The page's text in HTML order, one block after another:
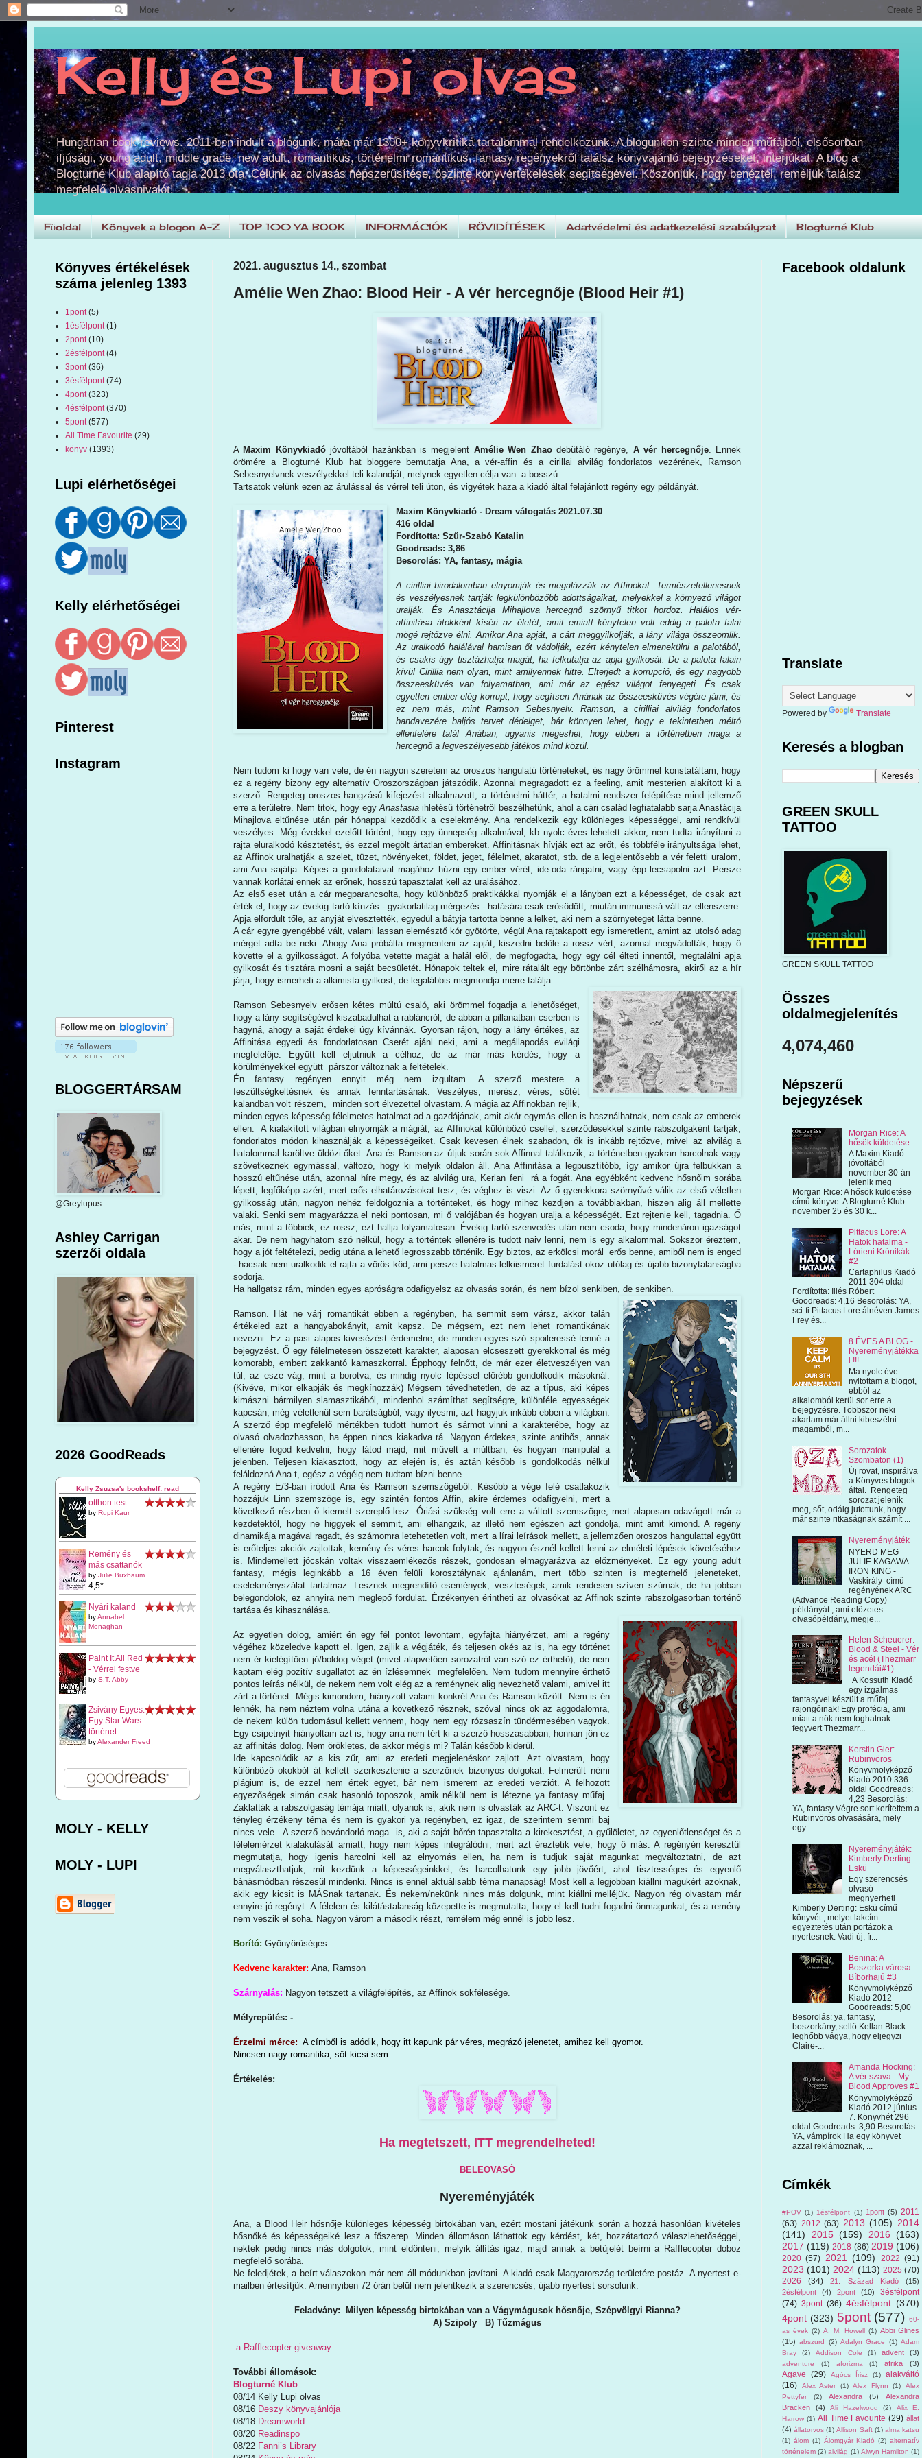
Kelly és Lupi olvas
Hungarian book reviews. 2011-ben indult a blogunk, mára már 1300+ könyvkritika tartalommal rendelkezünk. A blogunkon szinte minden műfajból, elsősorban
ifjúsági, young adult, middle grade, new adult, romantikus, történelmi romantikus, fantasy regényekről találsz könyvajánló bejegyzéseket, interjúkat. A blog a
Blogturné Klub alapító tagja 2013 óta. Célunk az olvasás népszerűsítése, őszinte könyvértékelések segítségével. Köszönjük, hogy benéztél, reméljük találsz
megfelelő olvasnivalót!
Főoldal Könyvek a blogon A-Z TOP 100 YA BOOK INFORMÁCIÓK RÖVIDÍTÉSEK Adatvédelmi és adatkezelési szabályzat Blogturné Klub
2021. augusztus 14., szombat
Amélie Wen Zhao: Blood Heir - A vér hercegnője (Blood Heir #1)
A Maxim Könyvkiadójóvoltából hazánkban is megjelent Amélie Wen Zhaodebütáló regénye, A vér hercegnője. Ennek
örömére a Blogturné Klub hat bloggere bemutatja Ana, a vér-affin és a cirillai alvilág fondorlatos vezérének, Ramson
Sebesnyelvnek veszélyekkel teli kalandját, melynek egyetlen célja van: a bosszú.
Tartsatok velünk ezen az árulással és vérrel teli úton, és vigyétek haza a kiadó által felajánlott regény egy példányát.
Maxim Könyvkiadó - Dream válogatás 2021.07.30
416 oldal
Fordította: Szűr-Szabó Katalin
Goodreads: 3,86
Besorolás: YA, fantasy, mágia
A cirilliai birodalomban elnyomják és megalázzák az Affinokat. Természetellenesnek
és veszélyesnek tartják legkülönbözőbb adottságaikat, melyekkel a környező világot
uralják. És Anasztácija Mihajlova hercegnő szörnyű titkot hordoz. Halálos vér-
affinitása átokként kíséri az életét, amit emiatt kénytelen volt eddig a palota falai
mögé rejtőzve élni. Amikor Ana apját, a cárt meggyilkolják, a lány világa összeomlik.
Az uralkodó halálával hamisan őt vádolják, ezért kénytelen elmenekülni a palotából,
és csakis úgy tisztázhatja magát, ha felkutatja az apja gyilkosát. De a palota falain
kívül Cirillia nem olyan, mint amilyennek hitte. Elterjedt a korrupció, és egy nagyobb
összeesküvés van folyamatban, ami már az egész világot fenyegeti. És csak
egyetlen ember elég korrupt, hogy segítsen Anának az összeesküvés végére járni, és
ez nem más, mint Ramson Sebesnyelv. Ramson, a cirilliai alvilág fondorlatos
bandavezére baljós tervet dédelget, bár könnyen lehet, hogy e tekintetben méltó
ellenfelére talál Anában, ugyanis megeshet, hogy ebben a történetben maga a
hercegnő a legveszélyesebb játékos mind közül.
Nem tudom ki hogy van vele, de én nagyon szeretem az oroszos hangulatú történeteket, és nagy örömmel konstatáltam, hogy
ez a regény bizony egy alternatív Oroszországban játszódik. Azonnal megragadott ez a feeling, amit mesterien alakított ki a
szerző. Rengeteg oroszos hangzású kifejezést alkalmazott, a történelmi háttér, a hatalmi rendszer felépítése mind jellemző
erre a területre. Nem titok, hogy egyAnastasiaihletésű történetről beszélhetünk, ahol a cári család legfiatalabb sarja Anastácija
Mihajlova eltűnése után pár hónappal kezdődik a cselekmény. Ana rendelkezik egy különleges képességgel, ami rendkívül
veszélyes. Még évekkel ezelőtt történt, hogy egy ünnepség alkalmával, kb nyolc éves lehetett akkor, nem tudta irányítani a
rajta eluralkodó késztetést, és ezzel megölt ártatlan embereket. Affinitásnak hívják ezt az erőt, és többféle irányultsága lehet,
az Affinok uralhatják a szelet, tüzet, növényeket, földet, jeget, félelmet, akaratot, stb. de a legjelentősebb a vér feletti uralom,
ami Ana sajátja. Képes a gondolataival magához húzni egy ember vérét, ide-oda rángatni, vagy épp lecsapolni azt. Persze
vannak korlátai ennek az erőnek, hosszú tapasztalat kell az uralásához.
Az első eset után a cár megparancsolta, hogy különböző praktikákkal nyomják el a lányban ezt a képességet, de csak azt
érték el, hogy az évekig tartó kínzás - gyakorlatilag mérgezés - hatására csak erősödött, miután immunissá vált az ellenszerre.
Apja elfordult tőle, az anyját elvesztették, egyedül a bátyja tartotta benne a lelket, aki nem a szörnyeteget látta benne.
A cár egyre gyengébbé vált, valami lassan elemésztő kór gyötörte, végül Ana rajtakapott egy ismeretlent, amint az utolsó adag
mérget adta be neki. Ahogy Ana próbálta megmenteni az apját, kiszedni belőle a rossz vért, azonnal megvádolták, hogy ő
követte el a gyilkosságot. A folyóba vetette magát a halál elől, de megfogadta, hogy egy cél élteti innentől, megtalálni apja
gyilkosát és tisztára mosni a saját becsületét. Hónapok teltek el, mire rátalált egy börtönbe zárt szélhámosra, akiről az a hír
járja, hogy ismerheti a alkimista gyilkost, de legalábbis megmondja merre találja.
Ramson Sebesnyelv erősen kétes múltú csaló, aki örömmel fogadja a lehetőséget,
hogy a lány segítségével kiszabadulhat a rabláncról, de abban a pillanatban cserben is
hagyná, ahogy a saját érdekei úgy kívánnák. Gyorsan rájön, hogy a lány értékes, az
Affinitása egyedi és fondorlatosan Cserét ajánl neki, ami a megállapodás evilági
megfelelője. Együtt kell eljutniuk a célhoz, de az már más kérdés, hogy a
körülményekkel együtt párszor változnak a feltételek.
Én fantasy regényen ennyit még nem izgultam. A szerző mestere a
feszültségkeltésnek és annak fenntartásának. Veszélyes, merész, véres, sötét
kalandban volt részem, minden sort élvezettel olvastam. A mágia az Affinokban rejlik,
minden egyes képesség félelmetes hatalmat ad a gazdájának, amit akár egymás ellen is használhatnak, nem csak az emberek
ellen. A kialakított világban elnyomják a mágiát, az Affinokat különböző csellel, szerződésekkel szinte rabszolgaként tartják,
fondorlatos módon kihasználják a képességeiket. Csak kevesen élnek szabadon, ők is inkább rejtőzve, mivel az alvilág a
hatalommal karöltve üldözi őket. Ana és Ramson az útjuk során sok Affinnal találkozik, a történetben gyakran harcolnak vagy
szövetkeznek egymással, változó, hogy ki melyik oldalon áll. Ana Affinitása a legpusztítóbb, így amikor újra felbukkan a
hosszú eltűnése után, azonnal híre megy, és az alvilág ura, Kerlan feni rá a fogát. Ana egyébként kedvenc hősnőim sorába
lépett, legfőképp azért, mert erős elhatározásokat tesz, és véghez is viszi. Az ő gyerekkora szörnyűvé válik az első véletlen
gyilkosság után, nagyon nehéz feldolgoznia a történteket, és hogy mihez kezdjen a továbbiakban, hiszen alig áll mellette
valaki. Senki sem magyarázza el neki pontosan, mi ő valójában és hogyan uralja a képességét. Ezt rejtenie kell, tagadnia. Ő
más, mint a többiek, ez rossz, ezt hallja folyamatosan. Évekig tartó szenvedés után nem csoda, hogy mindenáron igazságot
akar. De nem hagyhatom szó nélkül, hogy a történtek ellenére is tudott naiv lenni, nem is egy alkalommal. Sokszor éreztem,
hogy a jót feltételezi, pedig utána a lehető legrosszabb történik. Egy biztos, az erkölcsi morál erős benne, amiből nem is enged
- hacsak nem uralkodik el rajta a vörös köd, ami persze hatalmas lelkiismeret furdalást okoz utólag és újabb bizonytalanságba
sodorja.
Ha hallgatsz rám, minden egyes apróságra odafigyelsz az olvasás során, és nem bízol senkiben, de senkiben.
Ramson. Hát ne várj romantikát ebben a regényben, ha semmit sem vársz, akkor talán
értékeled azt a hangyabokányit, amit kapsz. De mégsem, ezt nem lehet romantikának
nevezni. Ez a pasi alapos kivesézést érdemelne, de minden egyes szó spoileressé tenné a
bejegyzést. Ő egy félelmetesen összetett karakter, alaposan elcseszett gyerekkorral és még
komorabb, embert zakkantó kamaszkorral. Épphogy felnőtt, de már ezer életveszélyen van
túl, az esze vág, mint a borotva, és mindig nyolc lépéssel előrébb gondolkodik másoknál.
(Kivéve, mikor elkapják és megkínozzák) Mégsem tévedhetetlen, de az a típus, aki képes
kimászni bármilyen slamasztikából, mindenhol számíthat segítségre, különféle egyességek
kapcsán, még véletlenül sem barátságból, vagy ilyesmi, azt hagyjuk inkább ebben a világban.
A szerző épp megfelelő mértékben tudott humort és sármot vinni a karakterébe, hogy az
olvasó olvadozhasson, ha éppen nincs kiakadva rá. Nagyon érdekes, szinte antihős, annak
ellenére fogod kedvelni, hogy látod majd, mit művelt a múltban, és hogyan manipulál a
jelenben. Teljesen kiakasztott, hogy az elején is, és aztán később is gondolkodás nélkül
feláldozná Ana-t, egész a végéig nem tudtam bízni benne.
A regény E/3-ban íródott Ana és Ramson szemszögéből. Később a vége felé csatlakozik
hozzájuk Linn szemszöge is, egy szintén fontos Affin, akire érdemes odafigyelni, mert a
következő részben ő kiemelt szereplő lesz. Óriási szükség volt erre a váltott szemszögre, mert alaposan odavágott már a
kezdetektől, hogy ne higgyek el semmit, ami elhangzik, az illető nem egészen azt gondolja, mint amit kimond. A regény
dinamikája magával ragadt, és számomra letehetetlen volt, mert a lírai leírások mellett, a jellemzően oroszos hangulattal együtt
is erőteljes akciók zajlottak, kemény és véres harcok folytak, és nagyon észnél kellett lenni az elméleti lépések követéséhez
is. Mindemellett jócskán voltak visszaemlékezős részek, gondosan elmagyarázva az előzményeket. Ez egy young adult
fantasy, mégis leginkább a 16 éven felüli korosztálynak ajánlanám, mert több szinten is megterhelő jeleneteket,
cselekményszálat tartalmaz. Lesznek megrendítő események, veszteségek, amik rendesen szíven szúrnak, de ha jobban
belegondolok, ez annyira nem meglepő fordulat. Érzékenyen érintheti az olvasókat az Affinok szinte rabszolgasorban történő
tartása és kihasználása.
Az egyetlen dolog, amiért én egy fél pontot levontam, egyfajta hiányérzet, ami a regény
végéhez közeledve kapott el. Igen, zajlik a végjáték, és teljesen okés az is, ha egy történet
nem ér kielégítően jó/boldog véget (mivel alapvetően sorozatról van szó ez érthető), de nem
kaptam elég pozitív sugallatot az én ízlésemnek megfelelően. Nem tudom mennyire érthető
pontos leírás nélkül, de nekem nem volt elég az a reménynek alig nevezhető valami, amivel itt
zárt a történet. Mégis kimondom, hiányzott valami konkrét Ana és Ramson között. Nem is én
lennék, ha nem néztem volna utána a következő résznek, szóval nincs ok az aggodalomra,
de nekem külön tudomásul kellett vennem, hogy nem egy rózsaszín tündérmesében vagyok.
Egy csipetnyit hiányoltam azt is, hogy arra nem tért ki a szerző hosszasabban, honnan jön ez
az affinitás dolog. Nem örökletes, de akkor mégis mi? Talán később kiderül.
Ide kapcsolódik az a kis zűr, ami az eredeti megjelenéskor zajlott. Azt olvastam, hogy
különböző okokból át kellett szerkesztenie a szerzőnek bizonyos dolgokat. Felmerült némi
plágium is, de ezzel nem értek egyet, bár nem ismerem az eredeti verziót. A felhozott
egyezőségek simán csak hasonló toposzok, amik nélkül nem is létezne ya fantasy műfaj.
Zaklatták a rabszolgaság témája miatt, olyanok is, akik nem is olvasták az ARC-t. Viszont ez
tényleg érzékeny téma és nem is gyakori ya regényben, ez igaz, de szerintem semmi baj
nincs vele. A szerző bevándorló maga is, aki a saját bőrén tapasztalta a kirekesztést, a gyűlöletet, az egyenlőtlenséget és a
félelemérzet kialakulását amiatt, hogy nem képes integrálódni, mert azt éreztetik vele, hogy ő más. A regényén keresztül
megmutatja, hogy igenis harcolni kell az elnyomás ellen, ha nem is tudjuk saját magunkat megváltoztatni, de azt
megválaszthatjuk, mit kezdünk a képességeinkkel, és harcolhatunk egy jobb jövőért, ahol tisztességes és egyenlő
bánásmódban részesül mindenki. Nincs is ennél aktuálisabb téma manapság! Most kell a legjobban kiállni magukért azoknak,
akik egy kicsit is MÁSnak tartanak. És nekem/nekünk nincs más dolgunk, mint kiállni melléjük. Nagyon rég olvastam már
ennyire jó regényt. A félelem és kilátástalanság közepette is megmutatta, hogy el kell tudni fogadni önmagunkat, és a remény
nem veszik el soha. Nagyon várom a második részt, remélem még ennél is jobb lesz.
Borító: Gyönyörűséges
Kedvenc karakter: Ana, Ramson
Szárnyalás: Nagyon tetszett a világfelépítés, az Affinok sokfélesége
Mélyrepülés: -
Érzelmi mérce: A címből is adódik, hogy itt kapunk pár véres, megrázó jelenetet, amihez kell gyomor.
Nincsen nagy romantika, sőt kicsi sem.
Értékelés:
Ha megtetszett, ITT megrendelheted!
BELEOVASÓ
Nyereményjáték
Ana, a Blood Heir hősnője különleges képesség birtokában van, ezért mostani játékunk során a hozzá hasonlóan kivételes
hősnőké és képességeiké lesz a főszerep. Minden állomáson láthattok egy kérdést, két, hozzátartozó válaszlehetőséggel,
nektek pedig nincs más dolgotok, mint eldönteni, melyik állítás igaz, majd annak a betűjelét beírni a Rafflecopter doboz
megfelelő sorába.
Ne feledjétek, a beírt válaszokon már nem áll módunkban javítani. A kiadó csak Magyarország területére postáz. A nyertest e-
mailben értesítjük. Amennyiben 72 órán belül nem jelentkezik a szerencsés, újabb nyertest sorsolunk.
Feladvány: Milyen képesség birtokában van a Vágymágusok hősnője, Szépvölgyi Rianna?
A) Szipoly B) Tűzmágus
a Rafflecopter giveaway
További állomások:
Blogturné Klub
08/14 Kelly Lupi olvas
08/16 Deszy könyvajánlója
08/18 Dreamworld
08/20 Readinspo
08/22 Fanni’s Library
Könyves értékelések
száma jelenleg 1393
1pont (5)
1ésfélpont (1)
2pont (10)
2ésfélpont (4)
3pont (36)
3ésfélpont (74)
4pont (323)
4ésfélpont (370)
5pont (577)
All Time Favourite (29)
könyv (1393)
Lupi elérhetőségei
Kelly elérhetőségei
Pinterest
Instagram
BLOGGERTÁRSAM
@Greylupus
Ashley Carrigan
szerzői oldala
2026 GoodReads
Kelly Zsuzsa's bookshelf: read
otthon test
by Rupi Kaur
Remény és
más csattanók
by Julie Buxbaum
4,5*
Nyári kaland
byAnnabel
Monaghan
Paint It All Red
- Vérrel festve
by S.T. Abby
Zsivány Egyes:
Egy Star Wars
történet
byAlexander Freed
MOLY - KELLY
MOLY - LUPI
Facebook oldalunk
Translate
Powered by Translate
Keresés a blogban
GREEN SKULL
TATTOO
GREEN SKULL TATTOO
Összes
oldalmegjelenítés
4,074,460
Népszerű
bejegyzések
Morgan Rice: A
hősök küldetése
A Maxim Kiadó
jóvoltából
november 30-án
jelenik meg
Morgan Rice: A hősök küldetése
című könyve. A Blogturné Klub
november 25 és 30 k...
Pittacus Lore: A
Hatok hatalma -
Lórieni Krónikák
#2
Cartaphilus Kiadó
2011 304 oldal
Fordította: Illés Róbert
Goodreads: 4,16 Besorolás: YA,
sci-fi Pittacus Lore álnéven James
Frey és...
8 ÉVES A BLOG -
Nyereményjátékka
l !!!
Ma nyolc éve
nyitottam a blogot,
ebből az
alkalomból kerül sor erre a
bejegyzésre. Többször neki
akartam már állni kibeszélni
magamból, m...
Sorozatok
Szombaton (1)
Új rovat, inspirálva
a Könyves blogok
által. Rengeteg
sorozat jelenik
meg, sőt, odáig jutottunk, hogy
már szinte ritkaságnak számít ...
Nyereményjáték
NYERD MEG
JULIE KAGAWA:
IRON KING -
Vaskirály című
regényének ARC
(Advance Reading Copy)
példányát , ami előzetes
olvasópéldány, megje...
Helen Scheuerer:
Blood & Steel - Vér
és acél (Thezmarr
legendái#1)
A Kossuth Kiadó
egy izgalmas
fantasyvel készült a műfaj
rajongóinak! Egy profécia, ami
miatt a nők nem foghatnak
fegyvert Thezmarr...
Kerstin Gier:
Rubinvörös
Könyvmolyképző
Kiadó 2010 336
oldal Goodreads:
4,23 Besorolás:
YA, fantasy Végre sort kerítettem a
Rubinvörös olvasására, mely
egy...
Nyereményjáték:
Kimberly Derting:
Eskü
Egy szerencsés
olvasó
megnyerheti
Kimberly Derting: Eskü című
könyvét , melyet lakcím
egyeztetés után portázok a
nyertesnek. Vadi új, fr...
Benina: A
Boszorka városa -
Bíborhajú #3
Könyvmolyképző
Kiadó 2012
Goodreads: 5,00
Besorolás: ya, fantasy,
boszorkány, sellő Kellan Black
leghőbb vágya, hogy eljegyzi
Claire-...
Amanda Hocking:
A vér szava - My
Blood Approves #1
Könyvmolyképző
Kiadó 2012 június
7. Könyvhét 296
oldal Goodreads: 3,90 Besorolás:
YA, vámpírok Ha egy könyvet
azzal reklámoznak, ...
Címkék
#POV (1) 1ésfélpont (1) 1pont (5) 2011
(63) 2012 (63) 2013 (105) 2014
(141)
2015 (159) 2016
(163)
2017 (119) 2018 (86) 2019 (106)
2020 (57) 2021 (109) 2022 (91)
2023 (101) 2024 (113) 2025 (70)
2026
(34) 21. Század Kiadó
(15)
2ésfélpont
(4) 2pont (10)
3ésfélpont
(74) 3pont (36) 4ésfélpont (370)
4pont (323) 5pont (577) 60-
as évek (2) A. M. Howell (1) Abbi Glines
(15) abszurd (2) Adalyn Grace (1) Adam
Bray
(2) Addison Cole (1) advent (3)
adventure (1) aforizma (1) afrika (3)
Agave (29) Agócs Írisz (1)
alakváltó
(16)
Alex Aster (1) Alex Flynn (1)
Alex
Pettyfer
(2) Alexandra (5)
Alexandra
Bracken
(4) Ali Hazelwood (2)
Alix E.
Harrow (1) All Time Favourite (29) állat
(4) állatorvos (1) Allison Saft (1) alma katsu
(1) álom (1) Álomgyár Kiadó (2) alternatív
történelem (2) alvilág (1) Alwyn Hamilton (1)